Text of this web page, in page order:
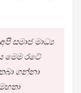
සමාජ මාධ්‍ය
මෙම රටේ
ගන්නා